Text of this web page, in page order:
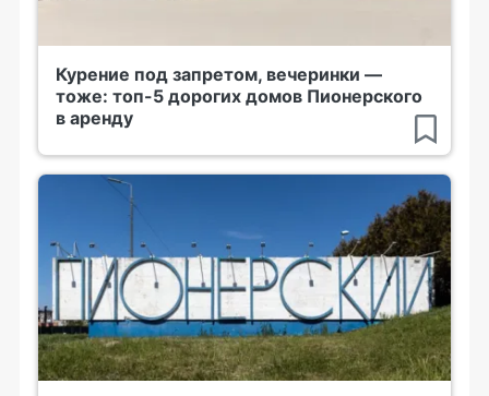
Курение под запретом, вечеринки —
тоже: топ-5 дорогих домов Пионерского
в аренду